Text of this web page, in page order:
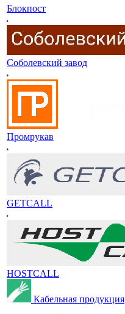
Блокпост
Соболевский завод
Промрукав
GETCALL
HOSTCALL
Кабельная продукция